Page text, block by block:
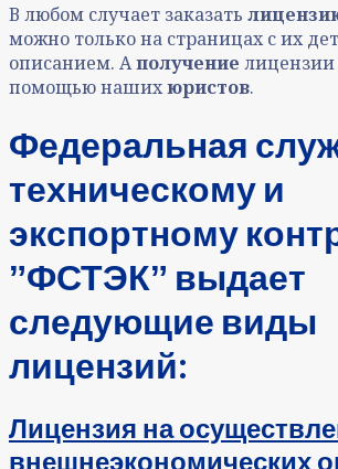
В любом случает заказать
можно только на страницах с их
описанием. Аполучение лицензии
помощью нашихюристов.
Федеральная
техническому и
экспортному
ˮФСТЭКˮ выдает
следующие виды
лицензий:
Лицензия на
внешнеэкономических